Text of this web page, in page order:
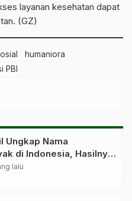
layanan kesehatan dapat
(GZ)
humaniora
PBI
Ungkap Nama
di Indonesia, Hasilnya
lalu